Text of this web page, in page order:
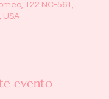
122 NC-561,
USA
evento